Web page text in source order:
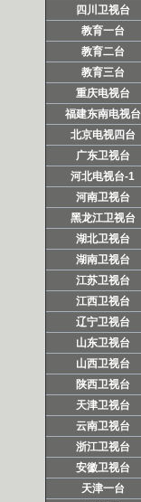
四川卫视台
教育一台
教育二台
教育三台
重庆电视台
福建东南电视台
北京电视四台
广东卫视台
河北电视台-1
河南卫视台
黑龙江卫视台
湖北卫视台
湖南卫视台
江苏卫视台
江西卫视台
辽宁卫视台
山东卫视台
山西卫视台
陕西卫视台
天津卫视台
云南卫视台
浙江卫视台
安徽卫视台
天津一台